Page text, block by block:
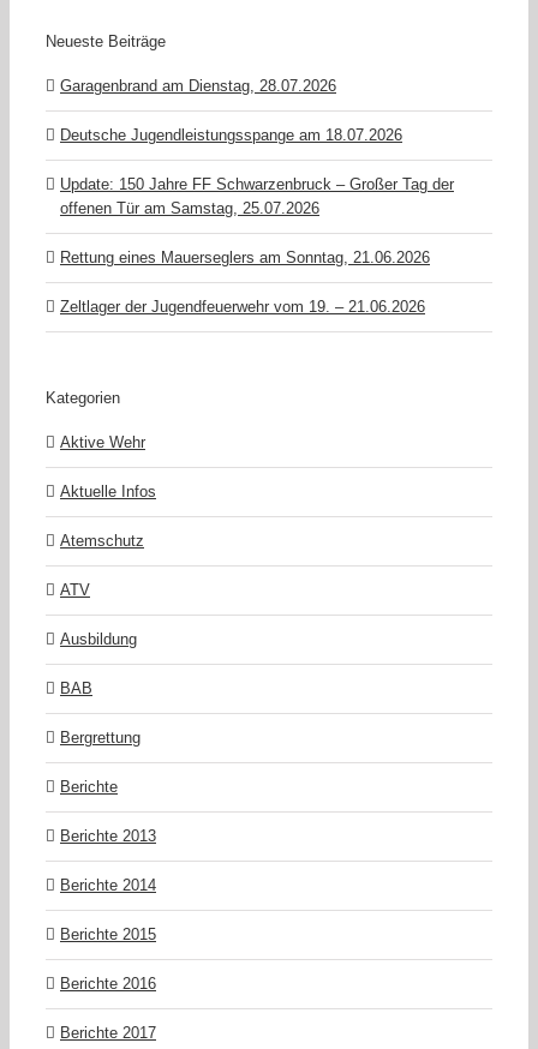
Neueste Beiträge
Garagenbrand am Dienstag, 28.07.2026
Deutsche Jugendleistungsspange am 18.07.2026
Update: 150 Jahre FF Schwarzenbruck – Großer Tag der
offenen Tür am Samstag, 25.07.2026
Rettung eines Mauerseglers am Sonntag, 21.06.2026
Zeltlager der Jugendfeuerwehr vom 19. – 21.06.2026
Kategorien
Aktive Wehr
Aktuelle Infos
Atemschutz
ATV
Ausbildung
BAB
Bergrettung
Berichte
Berichte 2013
Berichte 2014
Berichte 2015
Berichte 2016
Berichte 2017